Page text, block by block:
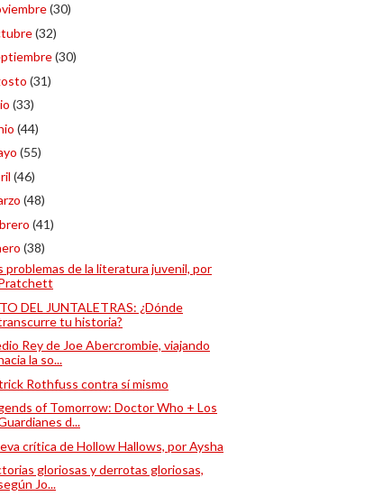
(30)
(32)
(30)
(31)
(33)
(44)
(55)
(46)
(48)
(41)
(38)
problemas de la literatura juvenil, por
DEL JUNTALETRAS: ¿Dónde
tu historia?
Rey de Joe Abercrombie, viajando
la so...
Rothfuss contra sí mismo
of Tomorrow: Doctor Who + Los
d...
crítica de Hollow Hallows, por Aysha
gloriosas y derrotas gloriosas,
Jo...